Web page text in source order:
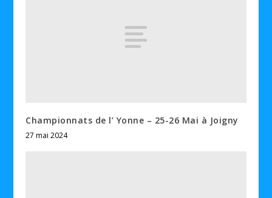
Championnats de l’ Yonne – 25-26 Mai à Joigny
27 mai 2024